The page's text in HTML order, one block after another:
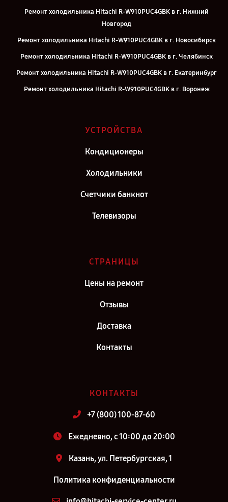
Ремонт холодильника Hitachi R-W910PUC4GBK в г. Нижний
Новгород
Ремонт холодильника Hitachi R-W910PUC4GBK в г. Новосибирск
Ремонт холодильника Hitachi R-W910PUC4GBK в г. Челябинск
Ремонт холодильника Hitachi R-W910PUC4GBK в г. Екатеринбург
Ремонт холодильника Hitachi R-W910PUC4GBK в г. Воронеж
Ремонт холодильника Hitachi R-W910PUC4GBK в г. Москва
Ремонт холодильника Hitachi R-W910PUC4GBK в г. Санкт-
УСТРОЙСТВА
Кондиционеры
Холодильники
Счетчики банкнот
Телевизоры
СТРАНИЦЫ
Цены на ремонт
Отзывы
Доставка
Контакты
КОНТАКТЫ
+7 (800) 100-87-60
Ежедневно, с 10:00 до 20:00
Казань, ул. Петербургская, 1
Политика конфиденциальности